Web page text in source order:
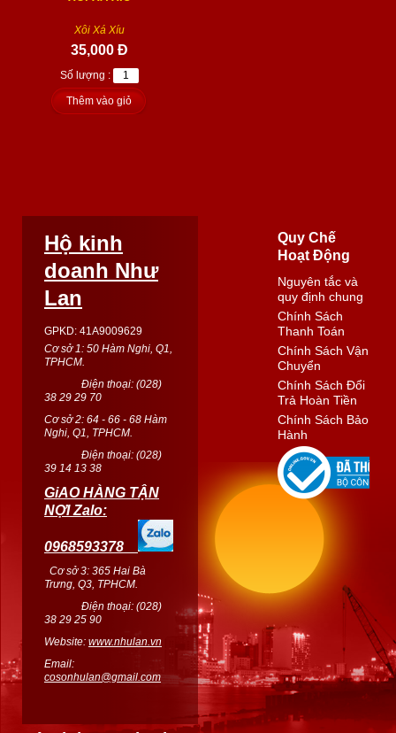
Xôi Xá Xíu
35,000 Đ
Số lượng :
Thêm vào giỏ
Hộ kinh
doanh Như
Lan
GPKD: 41A9009629
Cơ sở 1: 50 Hàm Nghi, Q1,
TPHCM.
Điện thoại: (028)
38 29 29 70
Cơ sở 2: 64 - 66 - 68 Hàm
Nghi, Q1, TPHCM.
Điện thoại: (028)
39 14 13 38
GiAO HÀNG TẬN
NỢI Zalo:
0968593378
Cơ sở 3: 365 Hai Bà
Trưng, Q3, TPHCM.
Điện thoại: (028)
38 29 25 90
Website: www.nhulan.vn
Email:
cosonhulan@gmail.com
Quy Chế
Hoạt Động
Nguyên tắc và
quy định chung
Chính Sách
Thanh Toán
Chính Sách Vận
Chuyển
Chính Sách Đổi
Trả Hoàn Tiền
Chính Sách Bảo
Hành